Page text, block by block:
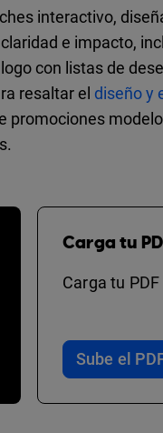
interactivo,
e impacto,
con listas de
resaltar el diseño y
promociones
Carga tu
Carga tu
Sube el